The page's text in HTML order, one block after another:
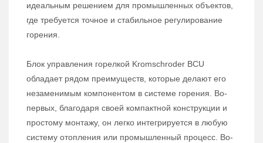
идеальным решением для промышленных объектов,
где требуется точное и стабильное регулирование
горения.
Блок управления горелкой Kromschroder BCU
обладает рядом преимуществ, которые делают его
незаменимым компонентом в системе горения. Во-
первых, благодаря своей компактной конструкции и
простому монтажу, он легко интегрируется в любую
систему отопления или промышленный процесс. Во-